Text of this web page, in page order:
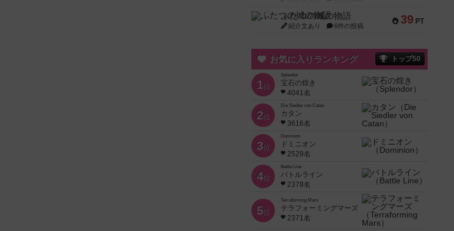
39 PT
ふたつの城の物語
紹介文あり 6件の投稿
お気に入りランキング トップ50
1位
Splendor
宝石の煌き
4041名
2位
Die Siedler von Catan
カタン
3616名
3位
Dominion
ドミニオン
2529名
4位
Battle Line
バトルライン
2378名
5位
Terraforming Mars
テラフォーミングマーズ
2371名